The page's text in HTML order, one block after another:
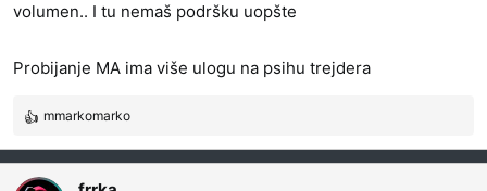
volumen.. I tu nemaš podršku uopšte
Probijanje MA ima više ulogu na psihu trejdera
R
e
a
g
mmarkomarko